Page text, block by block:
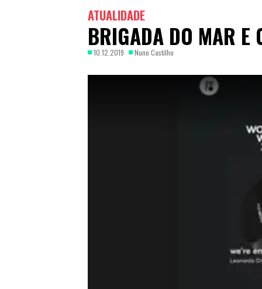
ATUALIDADE
BRIGADA DO MAR E
10.12.2019 Nuno Castilho